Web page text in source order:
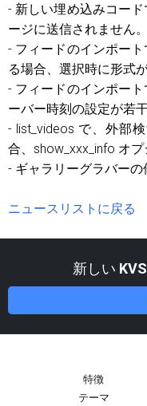
- 新しい埋め込みコー
ージに送信されません。
- フィードのインポー
る場合、選択時に形式
- フィードのインポー
ーバー時刻の設定が若
- list_videos で、外部
合、show_xxx_info オ
- ギャラリーグラバーの
ニュースリストに戻る
新しい
特徴
テーマ